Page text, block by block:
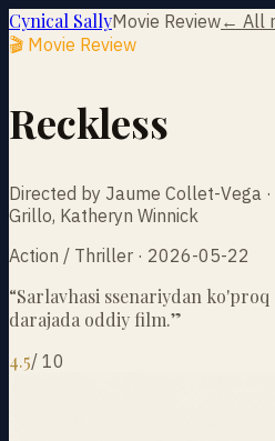
Cynical SallyMovie Review← All
🎬 Movie Review
Reckless
Directed by Jaume Collet-Vega
Grillo, Katheryn Winnick
Action / Thriller · 2026-05-22
“Sarlavhasi ssenariydan
darajada oddiy film.”
4.5/ 10